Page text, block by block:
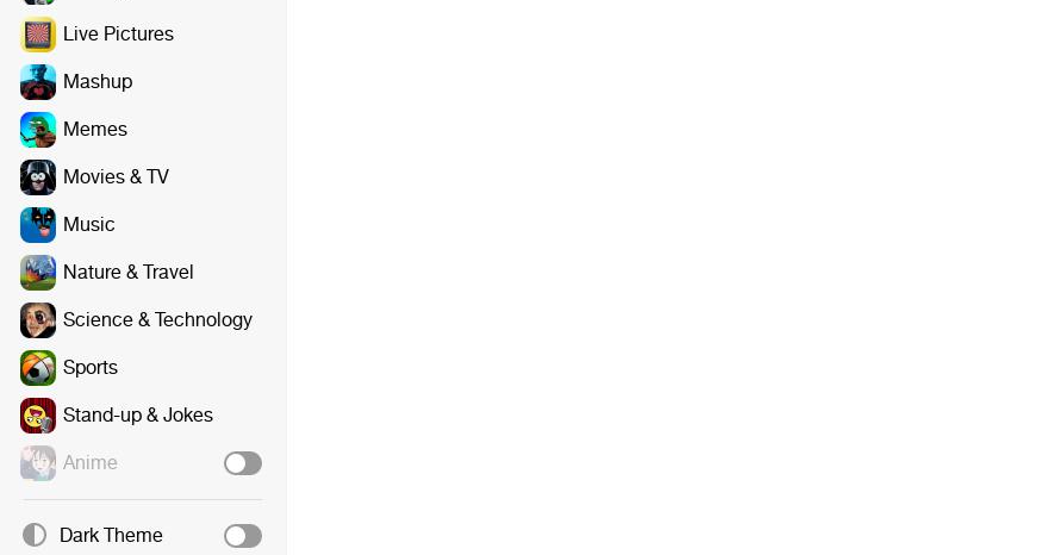
Live Pictures
Mashup
Memes
Movies & TV
Music
Nature & Travel
Science & Technology
Sports
Stand-up & Jokes
Anime
Dark Theme